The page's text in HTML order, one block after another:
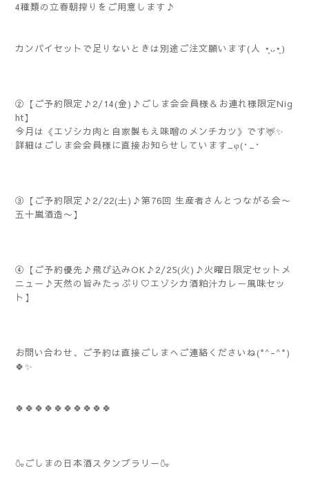
4種類の立春朝搾りをご用意します♪
カンパイセットで足りないときは別途ご注文願います(⁠人⁠ ⁠•͈⁠ᴗ⁠•͈⁠)
②【ご予約限定♪2/14(金)♪ごしま会会員様＆お連れ様限定Nig
ht】
今月は《エゾシカ肉と自家製もえ味噌のメンチカツ》です🦌✨
詳細はごしま会会員様に直接お知らせしています_φ(･_･
③【ご予約限定♪2/22(土)♪第76回 生産者さんとつながる会〜
五十嵐酒造〜】
④【ご予約優先♪飛び込みOK♪2/25(火)♪火曜日限定セットメ
ニュー♪天然の旨みたっぷり♡エゾシカ酒粕汁カレー風味セッ
ト】
お問い合わせ、ご予約は直接ごしまへご連絡くださいね(*^-^*)
🍀✨
🍀🍀🍀🍀🍀🍀🍀🍀🍀🍀
🍶ごしまの日本酒スタンプラリー🍶